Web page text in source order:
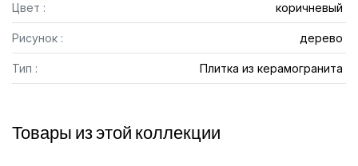
Цвет : коричневый
Рисунок : дерево
Тип : Плитка из керамогранита
Товары из этой коллекции